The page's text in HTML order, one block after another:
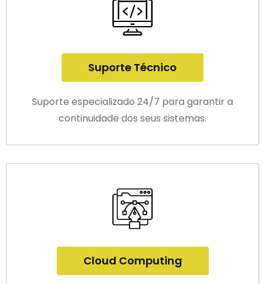
Suporte Técnico
Suporte especializado 24/7 para garantir a
continuidade dos seus sistemas.
Cloud Computing